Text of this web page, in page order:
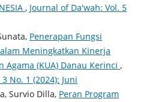
, Journal of Da'wah: Vol. 5
Penerapan Fungsi
Meningkatkan Kinerja
Agama (KUA) Danau Kerinci ,
No. 1 (2024): Juni
Survio Dilla, Peran Program